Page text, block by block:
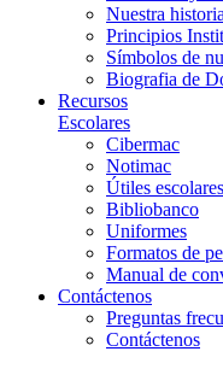
Nuestra historia
Principios
Símbolos de
Biografia de
Recursos
Escolares
Cibermac
Notimac
Útiles escolares
Bibliobanco
Uniformes
Formatos de
Manual de
Contáctenos
Preguntas
Contáctenos